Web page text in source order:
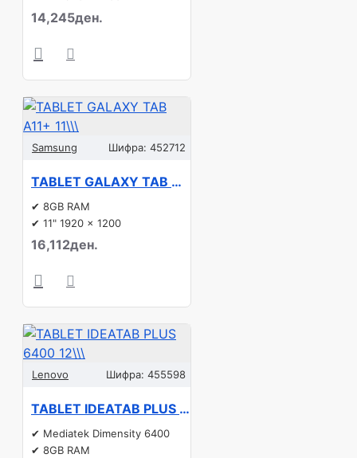
14,245ден.
Samsung Шифра: 452712
TABLET GALAXY TAB A11+ 11\\\"/256G WIFI GRAY SM-X230 SAMSUNG
✔ 8GB RAM
✔ 11" 1920 x 1200
16,112ден.
Lenovo Шифра: 455598
TABLET IDEATAB PLUS 6400 12\\\"/8/256GB ZAG70263GR LENOVO
✔ Mediatek Dimensity 6400
✔ 8GB RAM